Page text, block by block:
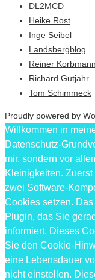
DL2MCD
Heike Rost
Inge Seibel
Landsbergblog
Reiner Korbmann
Richard Gutjahr
Tom Schimmeck
Proudly powered by
Willkommen in
Datenschutz-
mir, sondern vor
Kleinigkeiten.
zwei Software-
Cookies setzen.
Plugin, das Sie
informiert. Dieses
Sie den Cookie-
eine Lebensdauer
nicht einstellen.